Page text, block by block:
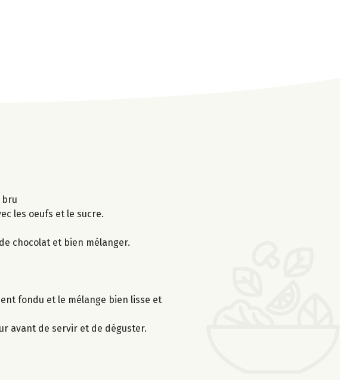
bru
les oeufs et le sucre.
chocolat et bien mélanger.
fondu et le mélange bien lisse et
avant de servir et de déguster.